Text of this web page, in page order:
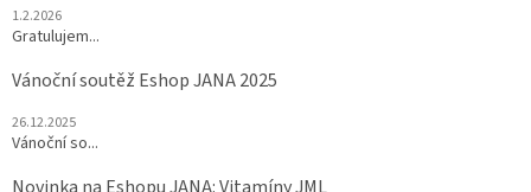
1.2.2026
Gratulujem...
Vánoční soutěž Eshop JANA 2025
26.12.2025
Vánoční so...
Novinka na Eshopu JANA: Vitamíny JML